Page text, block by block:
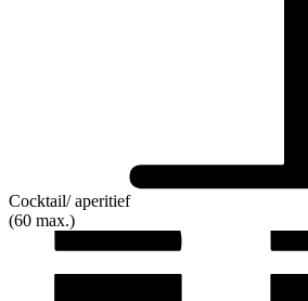
Cocktail/ aperitief
(60 max.)